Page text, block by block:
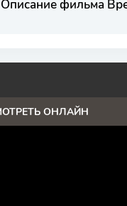
Описание фильма
ОНЛАЙН